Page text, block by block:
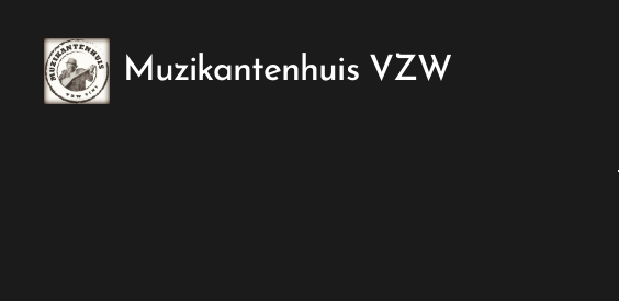
Muzikantenhuis VZW